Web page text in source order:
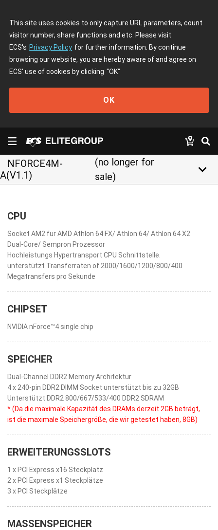
This site uses cookies to only capture URL parameters, count
visitor number, share functions and etc. Please visit
ECS's Privacy Policy for further information. By continue
browsing our website, you are hereby aware of and agree on
ECS' use of cookies by clicking "OK"
OK
NFORCE4M-
A(V1.1)
(no longer for
sale)
keyboard_arrow_down
CPU
Socket AM2 fur AMD Athlon 64 FX/ Athlon 64/ Athlon 64 X2
Dual-Core/ Sempron Prozessor
Hochleistungs Hypertransport CPU Schnittstelle.
unterstützt Transferraten of 2000/1600/1200/800/400
Megatransfers pro Sekunde
CHIPSET
NVIDIA nForce™4 single chip
SPEICHER
Dual-Channel DDR2 Memory Architektur
4 x 240-pin DDR2 DIMM Socket unterstützt bis zu 32GB
Unterstützt DDR2 800/667/533/400 DDR2 SDRAM
* (Da die maximale Kapazität des DRAMs derzeit 2GB beträgt,
ist die maximale Speichergröße, die wir getestet haben, 8GB)
ERWEITERUNGSSLOTS
1 x PCI Express x16 Steckplatz
2 x PCI Express x1 Steckplätze
3 x PCI Steckplätze
MASSENSPEICHER